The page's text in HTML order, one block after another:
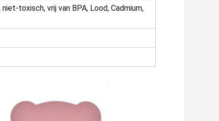
toxisch, vrij van BPA, Lood, Cadmium,